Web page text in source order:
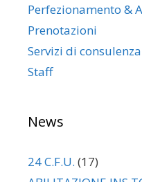
Perfezionamento &
Prenotazioni
Servizi di consulenza
Staff
News
24 C.F.U. (17)